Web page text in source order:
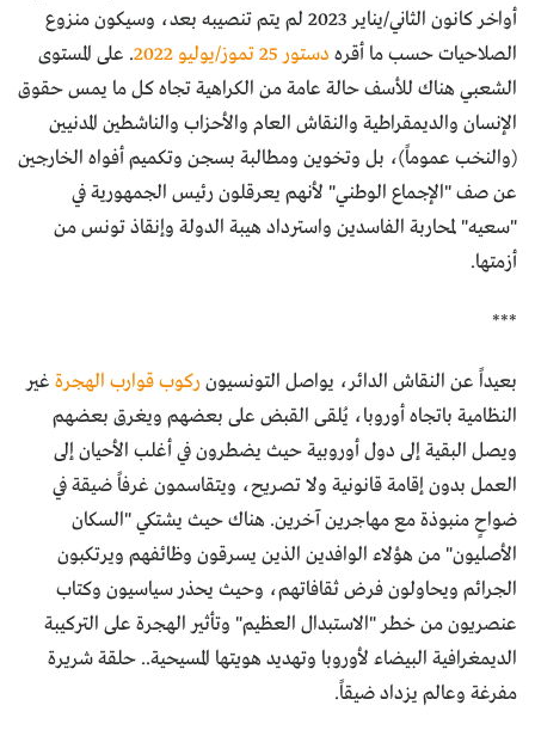
أواخر كانون الثاني/يناير 2023 لم يتم تنصيبه بعد، وسيكون منزوع
الصلاحيات حسب ما أقره دستور 25 تموز/يوليو 2022
. على المستوى
الشعبي هناك للأسف حالة عامة من الكراهية تجاه كل ما يمس حقوق
الإنسان والديمقراطية والنقاش العام والأحزاب والناشطين المدنيين
(والنخب عموماً)، بل وتخوين ومطالبة بسجن وتكميم أفواه الخارجين
عن صف "الإجماع الوطني" لأنهم يعرقلون رئيس الجمهورية في
"سعيه" لمحاربة الفاسدين واسترداد هيبة الدولة وإنقاذ تونس من
أزمتها.
***
بعيداً عن النقاش الدائر، يواصل التونسيون ركوب قوارب الهجرة غير
النظامية باتجاه أوروبا، يُلقى القبض على بعضهم ويغرق بعضهم
ويصل البقية إلى دول أوروبية حيث يضطرون في أغلب الأحيان إلى
العمل بدون إقامة قانونية ولا تصريح، ويتقاسمون غرفاً ضيقة في
ضواحٍ منبوذة مع مهاجرين آخرين. هناك حيث يشتكي "السكان
الأصليون" من هؤلاء الوافدين الذين يسرقون وظائفهم ويرتكبون
الجرائم ويحاولون فرض ثقافاتهم، وحيث يحذر سياسيون وكتاب
عنصريون من خطر "الاستبدال العظيم" وتأثير الهجرة على التركيبة
الديمغرافية البيضاء لأوروبا وتهديد هويتها المسيحية.. حلقة شريرة
مفرغة وعالم يزداد ضيقاً.